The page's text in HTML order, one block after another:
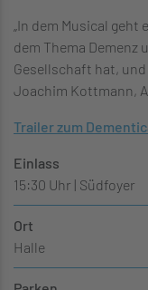
„In dem Musical
dem Thema Demenz
Gesellschaft hat,
Joachim Kottmann,
Trailer zum
Einlass
15:30 Uhr | Südfoyer
Ort
Halle